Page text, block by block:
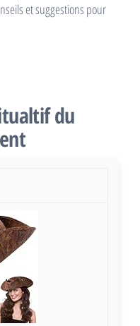
et suggestions pour
du